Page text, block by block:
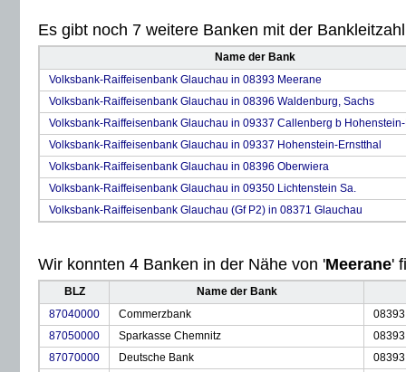
Es gibt noch 7 weitere Banken mit der
Name der Bank
Volksbank-Raiffeisenbank Glauchau in 08393 Meerane
Volksbank-Raiffeisenbank Glauchau in 08396 Waldenburg, Sachs
Volksbank-Raiffeisenbank Glauchau in 09337 Callenberg b
Volksbank-Raiffeisenbank Glauchau in 09337 Hohenstein-Ernstthal
Volksbank-Raiffeisenbank Glauchau in 08396 Oberwiera
Volksbank-Raiffeisenbank Glauchau in 09350 Lichtenstein Sa.
Volksbank-Raiffeisenbank Glauchau (Gf P2) in 08371 Glauchau
Wir konnten 4 Banken in der Nähe von 'Meerane'
BLZ
Name der Bank
87040000
Commerzbank
87050000
Sparkasse Chemnitz
87070000
Deutsche Bank